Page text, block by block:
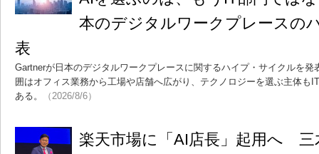
本のデジタルワークプレースの
表
Gartnerが日本のデジタルワークプレースに関するハイプ・サイクルを
囲はオフィス業務から工場や店舗へ広がり、テクノロジーを選ぶ主体も
ある。
（2026/8/6）
楽天市場に「AI店長」起用へ 三